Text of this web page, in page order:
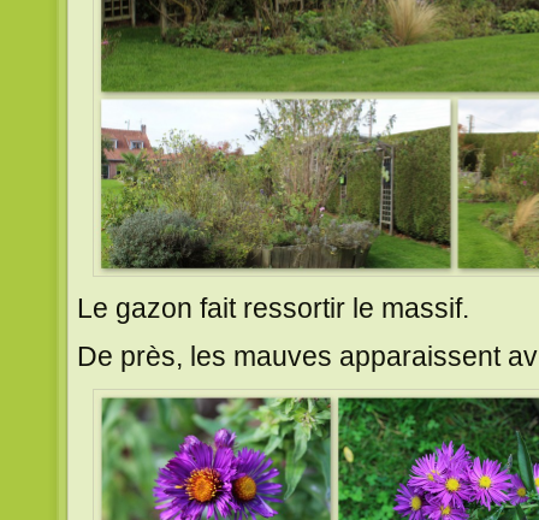
Le gazon fait ressortir le massif.
De près, les mauves apparaissent